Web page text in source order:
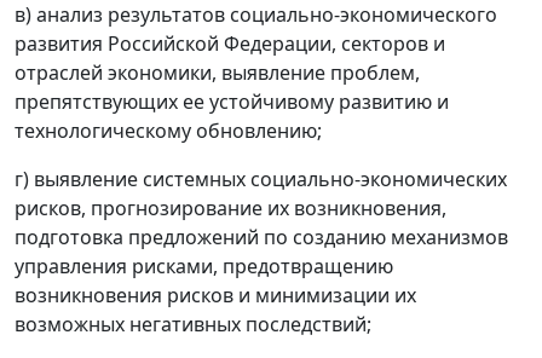
в) анализ результатов социально-экономического
развития Российской Федерации, секторов и
отраслей экономики, выявление проблем,
препятствующих ее устойчивому развитию и
технологическому обновлению;
г) выявление системных социально-экономических
рисков, прогнозирование их возникновения,
подготовка предложений по созданию механизмов
управления рисками, предотвращению
возникновения рисков и минимизации их
возможных негативных последствий;